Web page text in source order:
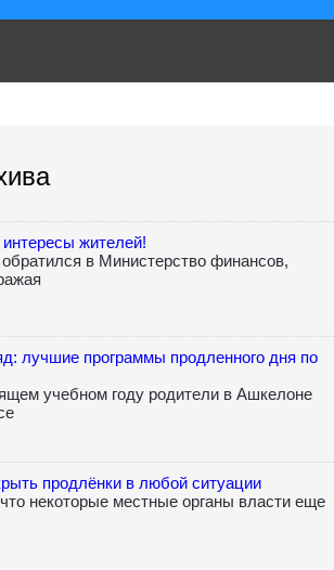
жителей!
в Министерство финансов,
лучшие программы продленного дня по
учебном году родители в Ашкелоне
продлёнки в любой ситуации
некоторые местные органы власти еще